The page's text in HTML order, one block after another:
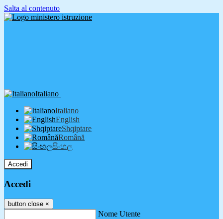
Salta al contenuto
Italiano
Italiano
English
Shqiptare
Română
සිංහල
Accedi
Accedi
button close ×
Nome Utente